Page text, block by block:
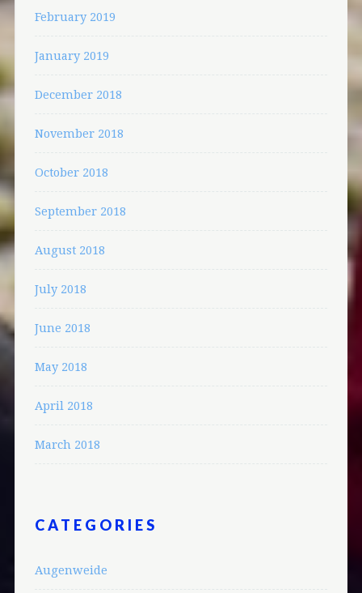
February 2019
January 2019
December 2018
November 2018
October 2018
September 2018
August 2018
July 2018
June 2018
May 2018
April 2018
March 2018
CATEGORIES
Augenweide